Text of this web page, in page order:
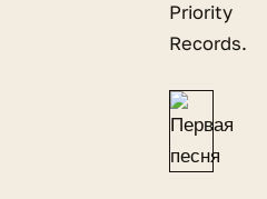
Priority
Records.